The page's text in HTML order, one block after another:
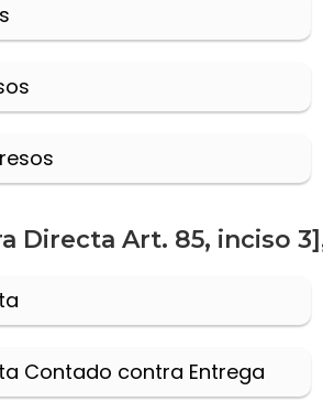
Directa Art. 85, inciso
Contado contra Entrega